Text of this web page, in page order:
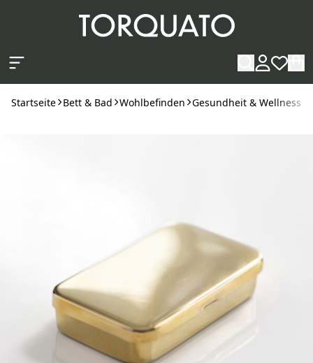
Startseite Bett & Bad Wohlbefinden Gesundheit & Wellness